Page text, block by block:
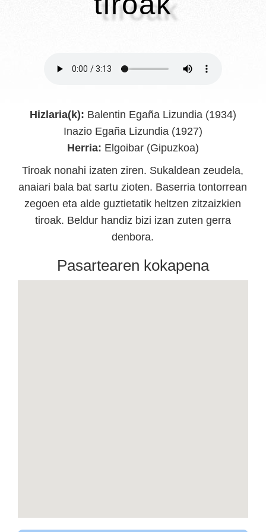
Hizlaria(k): Balentin Egaña Lizundia (1934)
Inazio Egaña Lizundia (1927)
Herria: Elgoibar (Gipuzkoa)
Tiroak nonahi izaten ziren. Sukaldean zeudela,
anaiari bala bat sartu zioten. Baserria tontorrean
zegoen eta alde guztietatik heltzen zitzaizkien
tiroak. Beldur handiz bizi izan zuten gerra
denbora.
Pasartearen kokapena